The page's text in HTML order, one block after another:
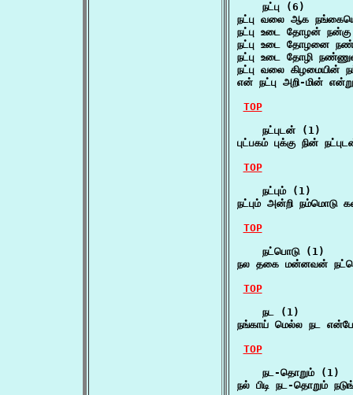
    நட்பு (6)
நட்பு வலை ஆக
நட்பு உடை தோழன்
நட்பு உடை தோழனை
நட்பு உடை தோழி
நட்பு வலை கிழமையின்
என் நட்பு அறி-மின்
TOP
    நட்புடன் (1)
புட்பகம் புக்கு நின்
TOP
    நட்பும் (1)
நட்பும் அன்றி நம்மொடு
TOP
    நட்பொடு (1)
நல தகை மன்னவன்
TOP
    நட (1)
நங்காய் மெல்ல நட
TOP
    நட-தொறும் (1)
நல் பிடி நட-தொறும்